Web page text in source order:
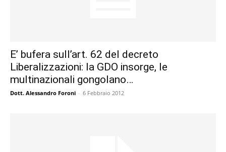
E’ bufera sull’art. 62 del decreto
Liberalizzazioni: la GDO insorge, le
multinazionali gongolano…
Dott. Alessandro Foroni - 6 Febbraio 2012